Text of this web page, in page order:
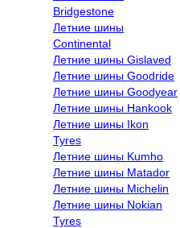
Bridgestone
Летние шины
Continental
Летние шины Gislaved
Летние шины Goodride
Летние шины Goodyear
Летние шины Hankook
Летние шины Ikon
Tyres
Летние шины Kumho
Летние шины Matador
Летние шины Michelin
Летние шины Nokian
Tyres